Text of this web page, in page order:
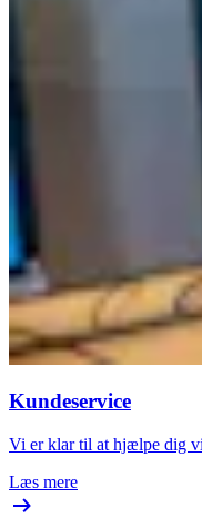
Kundeservice
Vi er klar til at hjælpe dig
Læs mere